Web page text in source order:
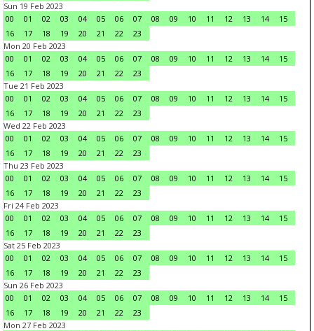
Sun 19 Feb 2023
00
01 02 03 04 05 06 07 08 09 10 11 12 13 14
15
16
17 18 19 20 21 22
23
Mon 20 Feb 2023
00
01 02 03 04 05 06 07 08 09 10 11 12 13 14
15
16
17 18 19 20 21 22
23
Tue 21 Feb 2023
00
01 02 03 04 05 06 07 08 09 10 11 12 13 14
15
16
17 18 19 20 21 22
23
Wed 22 Feb 2023
00
01 02 03 04 05 06 07 08 09 10 11 12 13 14
15
16
17 18 19 20 21 22
23
Thu 23 Feb 2023
00
01 02 03 04 05 06 07 08 09 10 11 12 13 14
15
16
17 18 19 20 21 22
23
Fri 24 Feb 2023
00
01 02 03 04 05 06 07 08 09 10 11 12 13 14
15
16
17 18 19 20 21 22
23
Sat 25 Feb 2023
00
01 02 03 04 05 06 07 08 09 10 11 12 13 14
15
16
17 18 19 20 21 22
23
Sun 26 Feb 2023
00
01 02 03 04 05 06 07 08 09 10 11 12 13 14
15
16
17 18 19 20 21 22
23
Mon 27 Feb 2023